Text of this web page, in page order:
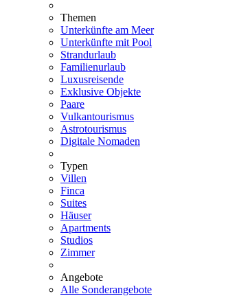
Themen
Unterkünfte am Meer
Unterkünfte mit Pool
Strandurlaub
Familienurlaub
Luxusreisende
Exklusive Objekte
Paare
Vulkantourismus
Astrotourismus
Digitale Nomaden
Typen
Villen
Finca
Suites
Häuser
Apartments
Studios
Zimmer
Angebote
Alle Sonderangebote